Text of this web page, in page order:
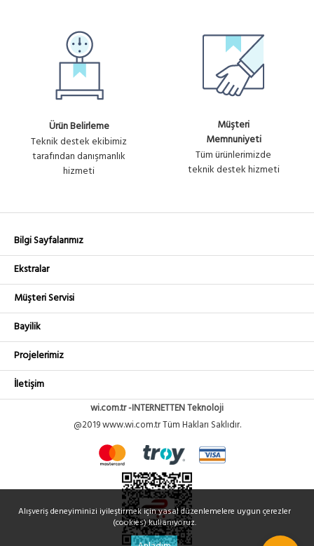
Ürün Belirleme
Teknik destek ekibimiz
tarafından danışmanlık
hizmeti
Müşteri
Memnuniyeti
Tüm ürünlerimizde
teknik destek hizmeti
Bilgi Sayfalarımız
Ekstralar
Müşteri Servisi
Bayilik
Projelerimiz
İletişim
wi.com.tr -INTERNETTEN Teknoloji
@2019 www.wi.com.tr Tüm Hakları Saklıdır.
Alışveriş deneyiminizi iyileştirmek için yasal düzenlemelere uygun çerezler
(cookies) kullanıyoruz.